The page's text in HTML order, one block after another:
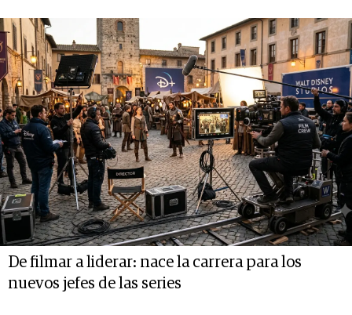
De filmar a liderar: nace la carrera para los
nuevos jefes de las series